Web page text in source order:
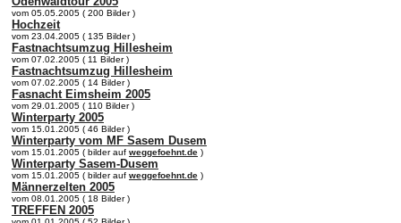
vom 05.05.2005 ( 200 Bilder )
Hochzeit
vom 23.04.2005 ( 135 Bilder )
Fastnachtsumzug Hillesheim
vom 07.02.2005 ( 11 Bilder )
Fastnachtsumzug Hillesheim
vom 07.02.2005 ( 14 Bilder )
Fasnacht Eimsheim 2005
vom 29.01.2005 ( 110 Bilder )
Winterparty 2005
vom 15.01.2005 ( 46 Bilder )
Winterparty vom MF Sasem Dusem
vom 15.01.2005 ( bilder auf weggefoehnt.de )
Winterparty Sasem-Dusem
vom 15.01.2005 ( bilder auf weggefoehnt.de )
Männerzelten 2005
vom 08.01.2005 ( 18 Bilder )
TREFFEN 2005